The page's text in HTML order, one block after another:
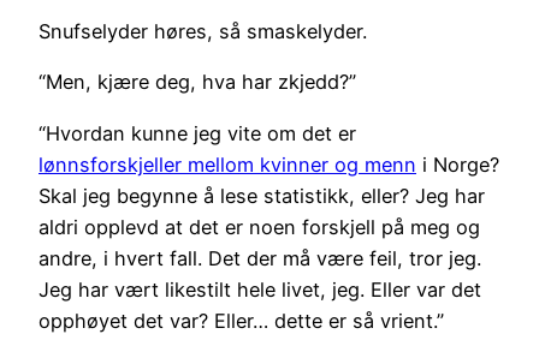
Snufselyder høres, så smaskelyder.
“Men, kjære deg, hva har zkjedd?”
“Hvordan kunne jeg vite om det er
lønnsforskjeller mellom kvinner og menn i Norge?
Skal jeg begynne å lese statistikk, eller? Jeg har
aldri opplevd at det er noen forskjell på meg og
andre, i hvert fall. Det der må være feil, tror jeg.
Jeg har vært likestilt hele livet, jeg. Eller var det
opphøyet det var? Eller… dette er så vrient.”